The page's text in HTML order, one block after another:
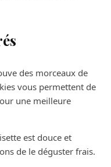
des morceaux de
vous permettent de
une meilleure
est douce et
de le déguster frais.